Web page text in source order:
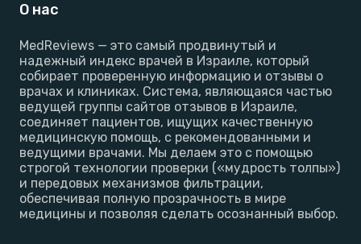
О нас
MedReviews — это самый продвинутый и
надежный индекс врачей в Израиле, который
собирает проверенную информацию и отзывы о
врачах и клиниках. Система, являющаяся частью
ведущей группы сайтов отзывов в Израиле,
соединяет пациентов, ищущих качественную
медицинскую помощь, с рекомендованными и
ведущими врачами. Мы делаем это с помощью
строгой технологии проверки («мудрость толпы»)
и передовых механизмов фильтрации,
обеспечивая полную прозрачность в мире
медицины и позволяя сделать осознанный выбор.